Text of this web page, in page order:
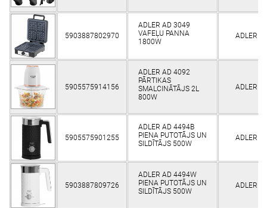
5903887802970
ADLER AD 3049
VAFEĻU PANNA
1800W
ADLER
5905575914156
ADLER AD 4092
PĀRTIKAS
SMALCINĀTĀJS 2L
800W
ADLER
5905575901255
ADLER AD 4494B
PIENA PUTOTĀJS UN
SILDĪTĀJS 500W
ADLER
5903887809726
ADLER AD 4494W
PIENA PUTOTĀJS UN
SILDĪTĀJS 500W
ADLER